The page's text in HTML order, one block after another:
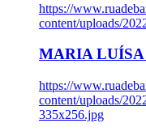
https://
content/uploads/
MARIA
https://
content/uploads/
335x256.jpg